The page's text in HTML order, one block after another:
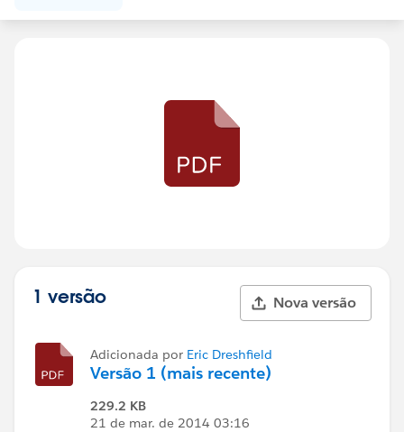
1 versão Nova versão
Adicionada por Eric Dreshfield
Versão 1 (mais recente)
229.2 KB
21 de mar. de 2014 03:16